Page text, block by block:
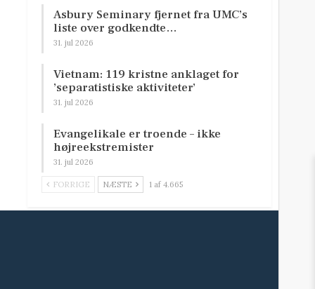
Asbury Seminary fjernet fra UMC’s
liste over godkendte…
31. jul 2026
Vietnam: 119 kristne anklaget for
’separatistiske aktiviteter’
31. jul 2026
Evangelikale er troende – ikke
højreekstremister
31. jul 2026
FORRIGE NÆSTE 1 af 4.665